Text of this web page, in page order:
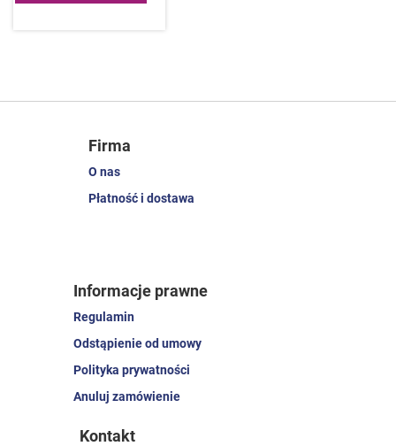
Firma
O nas
Płatność i dostawa
Informacje prawne
Regulamin
Odstąpienie od umowy
Polityka prywatności
Anuluj zamówienie
Kontakt